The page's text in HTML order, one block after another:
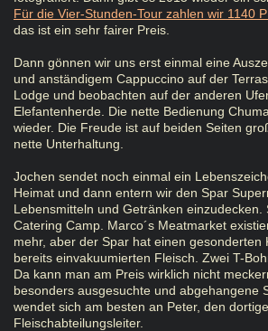
Für die Vier-Stunden-Tour zahlen wir 1140 P
das ist ein sehr fairer Preis.
Dann gönnen wir uns erst einmal eine
und anständigem Cappuccino auf der
Lodge und beobachten auf der anderen
Elefantenherde. Die nette Bedienung
wieder. Die Freude ist auf beiden Seiten
nette Unterhaltung.
Jochen sendet noch einmal ein
Heimat und dann entern wir den Spar
Lebensmitteln und Getränken einzudecken.
Catering Camp. Marco´s Meatmarket
mehr, aber der Spar hat einen gesonderten
bereits einvakuumierten Fleisch. Zwei T-
Da kann man am Preis wirklich nicht
besonders ausgesuchte und abgehangene
wendet sich am besten an Peter, den
Fleischabteilungsleiter.